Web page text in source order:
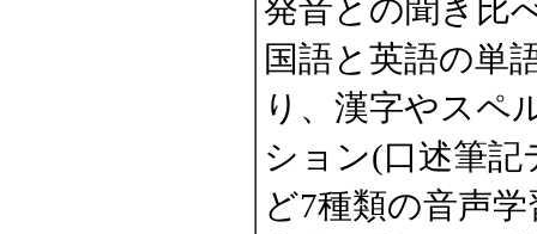
発音との聞き比
国語と英語の単
り、漢字やスペ
ション(口述筆
ど7種類の音声